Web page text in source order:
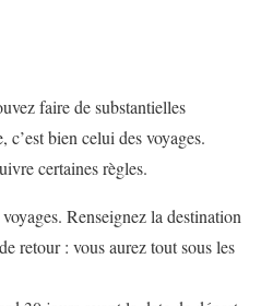
faire de substantielles
c’est bien celui des voyages.
certaines règles.
Renseignez la destination
retour : vous aurez tout sous les